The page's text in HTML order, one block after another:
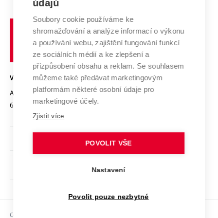
Systém zajišťování kvality výzkumu
Výzkumné infrastruktury
Transfer znalostí
Open Science
Projekty
Projekty ze strukturálních fondů
Specifický výzkum
Zahraniční spolupráce
Spolupráce se školami
Mezinárodní dohody
Univerzitní sítě
Profil univerzity
Udržitelná univerzita
Podnikavá univerzita / ContriBUTe
Bezpečná univerzita
Vyznamenání
Organizační struktura
Ochrana osobních údajů
odkaz)
Sociální bezpečí
učení
technické
Brně
VYSOKÉ UČENÍ TECHNICKÉ V BRNĚ
Antonínská 548/1
602 00 Brno
www.vut.cz
vut@vutbr.cz
Copyright © 2026 VUT
údajů
Soubory cookie používáme ke
shromažďování a analýze informací o výkonu
a používání webu, zajištění fungování funkcí
ze sociálních médií a ke zlepšení a
přizpůsobení obsahu a reklam. Se souhlasem
můžeme také předávat marketingovým
platformám některé osobní údaje pro
marketingové účely.
Zjistit více
POVOLIT VŠE
Nastavení
Povolit pouze nezbytné